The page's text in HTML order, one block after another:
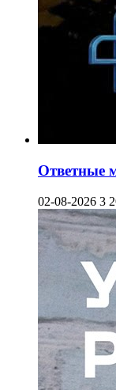
Ответные
02-08-2026 3